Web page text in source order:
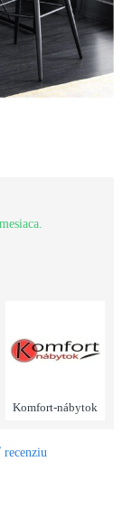
Komfort-nábytok
recenziu